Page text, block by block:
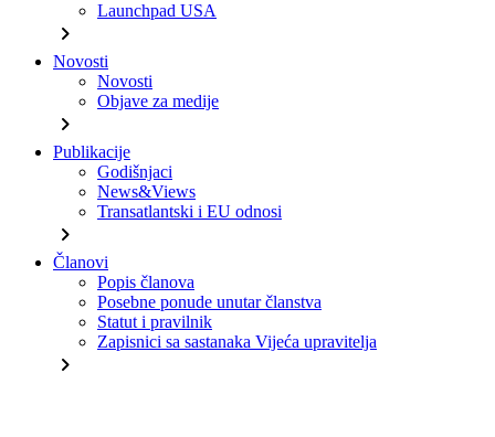
Launchpad USA
chevron_right
Novosti
Novosti
Objave za medije
chevron_right
Publikacije
Godišnjaci
News&Views
Transatlantski i EU odnosi
chevron_right
Članovi
Popis članova
Posebne ponude unutar članstva
Statut i pravilnik
Zapisnici sa sastanaka Vijeća upravitelja
chevron_right